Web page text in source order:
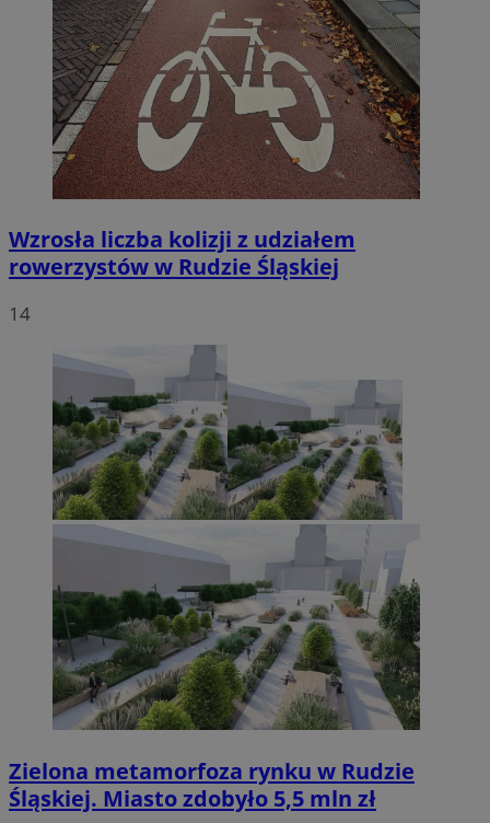
Wzrosła liczba kolizji z udziałem
rowerzystów w Rudzie Śląskiej
14
Zielona metamorfoza rynku w Rudzie
Śląskiej. Miasto zdobyło 5,5 mln zł